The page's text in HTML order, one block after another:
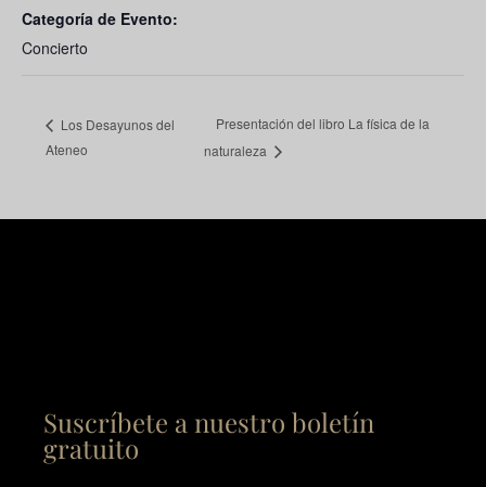
Categoría de Evento:
Concierto
Los Desayunos del
Ateneo
Presentación del libro La física de la
naturaleza
Suscríbete a nuestro boletín
gratuito